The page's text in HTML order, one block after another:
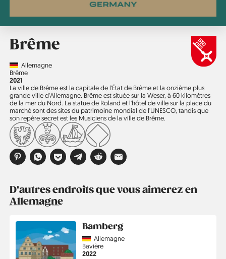
Brême
CountryAllemagne
Région
Brême
Année
2021
La ville de Brême est la capitale de l'État de Brême et la onzième plus
grande ville d'Allemagne. Brême est située sur la Weser, à 60 kilomètres
de la mer du Nord. La statue de Roland et l'hôtel de ville sur la place du
marché sont des sites du patrimoine mondial de l'UNESCO, tandis que
son repère secret est les Musiciens de la ville de Brême.
D'autres endroits que vous aimerez en
Allemagne
Bamberg
CountryAllemagne
Région
Bavière
Année
2022